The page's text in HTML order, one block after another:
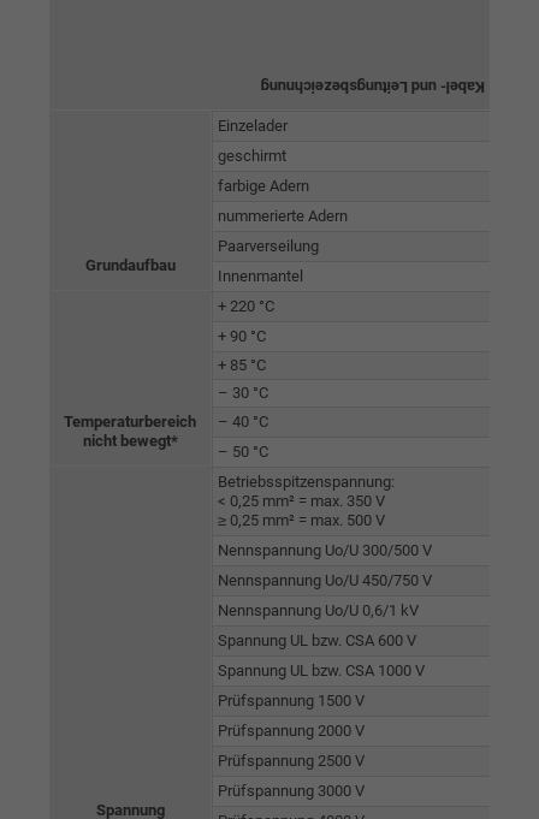
Kabel- und Leitungsbezeichnung
Grundaufbau
Einzelader
geschirmt
farbige Adern
nummerierte Adern
Paarverseilung
Innenmantel
Temperaturbereich
nicht bewegt*
+ 220 °C
+ 90 °C
+ 85 °C
– 30 °C
– 40 °C
– 50 °C
Spannung
Betriebsspitzenspannung:
< 0,25 mm² = max. 350 V
≥ 0,25 mm² = max. 500 V
Nennspannung Uo/U 300/500 V
Nennspannung Uo/U 450/750 V
Nennspannung Uo/U 0,6/1 kV
Spannung UL bzw. CSA 600 V
Spannung UL bzw. CSA 1000 V
Prüfspannung 1500 V
Prüfspannung 2000 V
Prüfspannung 2500 V
Prüfspannung 3000 V